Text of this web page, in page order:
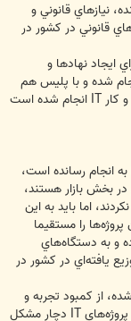
نيازهاي قانوني و
قانوني در كشور در
نهادها و
شده و با پليس هم
براي حمايت از ايجاد ساز و كار امنيت و حفاظت كسب و كار IT انجام شده است
انجام رسانده است،
بخش بازار هستند،
اما بايد به اين
را مستقيما
و به دستگاه‌هاي
يافته‌اي در كشور در
از كمبود تجربه و
دانش در اجرا بوده است، در دنيا هم بيش از 50 درصد پروژه‌هاي IT دچار مشكل